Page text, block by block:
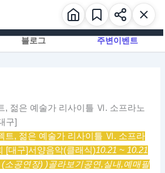
블로그 주변이벤트
, 젊은 예술가 리사이틀 Ⅵ. 소프라노
구]
트, 젊은 예술가 리사이틀 Ⅵ. 소프라
[대구]서양음악(클래식)10.21 ~ 10.21
소공연장) )골라보기공연,실내,예매필